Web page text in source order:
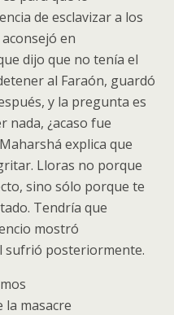
de esclavizar a los
en
dijo que no tenía el
al Faraón, guardó
y la pregunta es
nada, ¿acaso fue
explica que
Lloras no porque
sino sólo porque te
Tendría que
mostró
sufrió posteriormente.
la masacre